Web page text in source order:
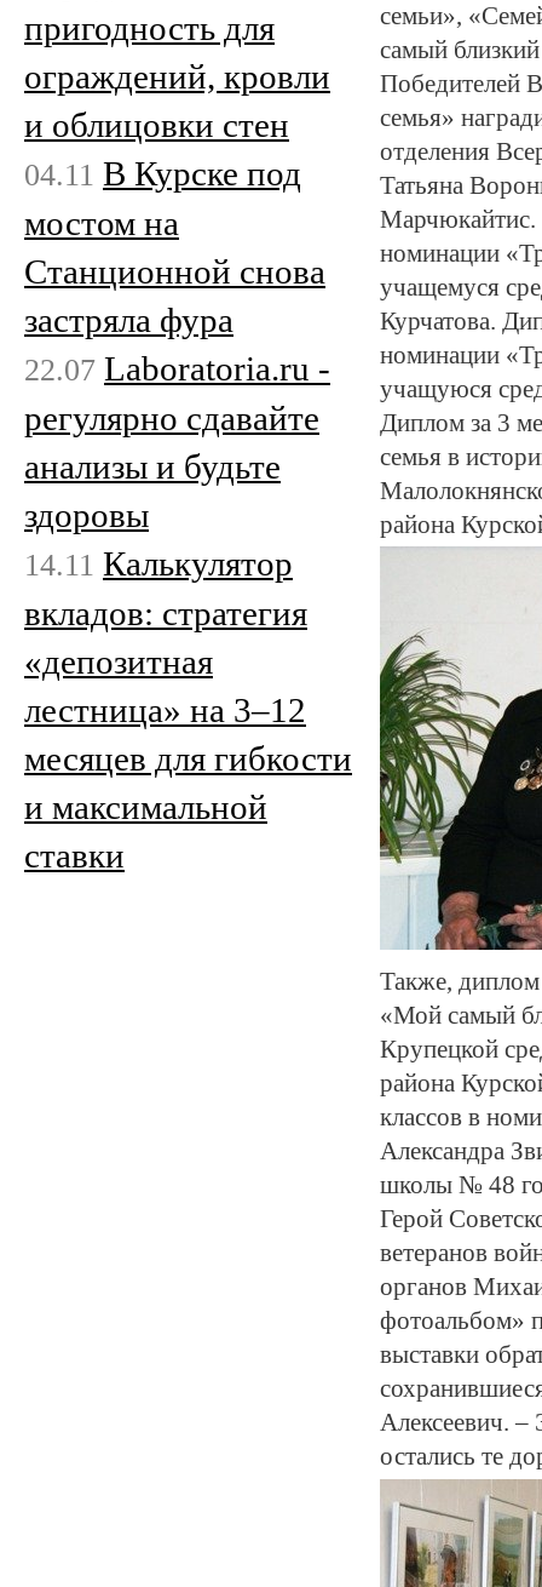
семьи»,
самый
Победителей
семья»
отделения
Татьяна
Марчюкайтис.
номинации
учащемуся
Курчатова.
номинации
учащуюся
Диплом за 3
семья в
района
Также, диплом
«Мой самый
Крупецкой
района
классов в
Александра
школы № 48
Герой
ветеранов
органов
фотоальбом»
выставки
Алексеевич.
остались те
пригодность для
ограждений, кровли
и облицовки стен
04.11 В Курске под
мостом на
Станционной снова
застряла фура
22.07 Laboratoria.ru -
регулярно сдавайте
анализы и будьте
здоровы
14.11 Калькулятор
вкладов: стратегия
«депозитная
лестница» на 3–12
месяцев для гибкости
и максимальной
ставки